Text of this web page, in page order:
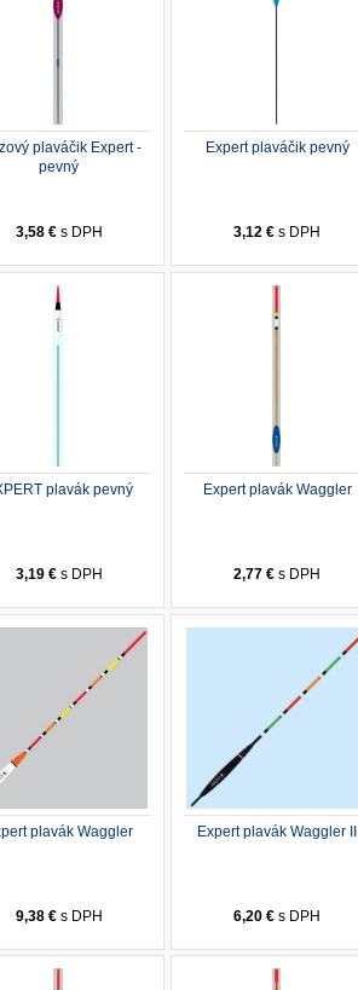
plaváčik Expert -
pevný
3,58 € s DPH
Expert plaváčik pevný
3,12 € s DPH
plavák pevný
3,19 € s DPH
Expert plavák Waggler
2,77 € s DPH
plavák Waggler
9,38 € s DPH
Expert plavák Waggler II
6,20 € s DPH